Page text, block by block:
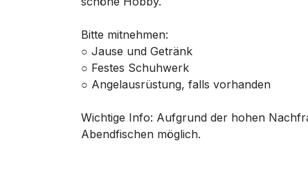
Bitte mitnehmen:
○ Jause und Getränk
○ Festes Schuhwerk
○ Angelausrüstung, falls vorhanden
Wichtige Info: Aufgrund der hohen
Abendfischen möglich.